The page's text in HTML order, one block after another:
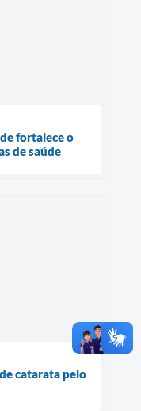
fortalece o
de saúde
catarata pelo